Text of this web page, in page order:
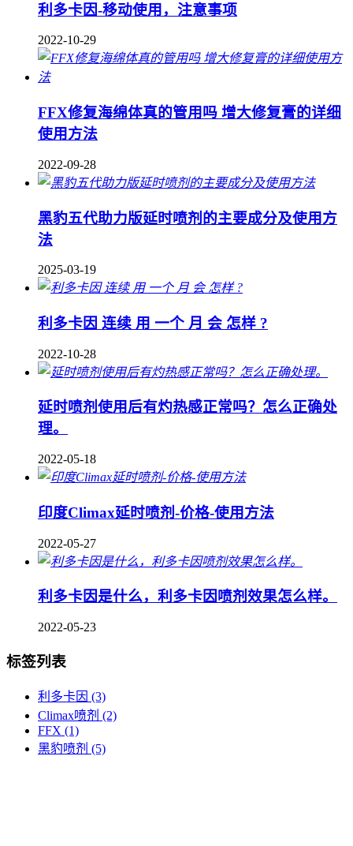
利多卡因-移动使用，注意事项
2022-10-29
FFX修复海绵体真的管用吗 增大修复膏的详细
使用方法
2022-09-28
黑豹五代助力版延时喷剂的主要成分及使用方
法
2025-03-19
利多卡因 连续 用 一个 月 会 怎样 ?
2022-10-28
延时喷剂使用后有灼热感正常吗？怎么正确处
理。
2022-05-18
印度Climax延时喷剂-价格-使用方法
2022-05-27
利多卡因是什么，利多卡因喷剂效果怎么样。
2022-05-23
标签列表
利多卡因 (3)
Climax喷剂 (2)
FFX (1)
黑豹喷剂 (5)